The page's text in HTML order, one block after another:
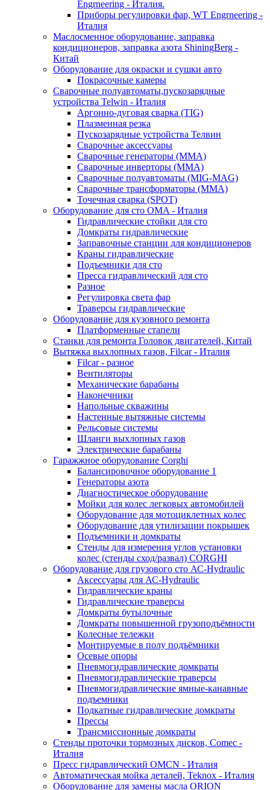
Engrneering - Италия.
Приборы регулировки фар, WT Engrneering -
Италия
Маслосменное оборудование, заправка
кондиционеров, заправка азота ShiningBerg -
Китай
Оборудование для окраски и сушки авто
Покрасочные камеры
Сварочные полуавтоматы,пускозарядные
устройства Telwin - Италия
Аргонно-дуговая сварка (TIG)
Плазменная резка
Пускозарядные устройства Телвин
Сварочные аксессуары
Сварочные генераторы (MMA)
Сварочные инверторы (MMA)
Сварочные полуавтоматы (MIG-MAG)
Сварочные трансформаторы (MMA)
Точечная сварка (SPOT)
Оборудование для сто OMA - Италия
Гидравлические стойки для сто
Домкраты гидравлические
Заправочные станции для кондиционеров
Краны гидравлические
Подъемники для сто
Пресса гидравлический для сто
Разное
Регулировка света фар
Траверсы гидравлические
Оборудование для кузовного ремонта
Платформенные стапели
Станки для ремонта Головок двигателей, Китай
Вытяжка выхлопных газов, Filcar - Италия
Filcar - разное
Вентиляторы
Механические барабаны
Наконечники
Напольные скважины
Настенные вытяжные системы
Рельсовые системы
Шланги выхлопных газов
Электрические барабаны
Гаражжное оборудование Corghi
Балансировочное оборудование 1
Генераторы азота
Диагностическое оборудование
Мойки для колес легковых автомобилей
Оборудование для мотоциклетных колес
Оборудование для утилизации покрышек
Подъемники и домкраты
Стенды для измерения углов установки
колес (стенды сход/развал) CORGHI
Оборудование для грузового сто АС-Hydraulic
Аксессуары для АС-Hydraulic
Гидравлические краны
Гидравлические траверсы
Домкраты бутылочные
Домкраты повышенной грузоподъёмности
Колесные тележки
Монтируемые в полу подъёмники
Осевые опоры
Пневмогидравлические домкраты
Пневмогидравлические траверсы
Пневмогидравлические ямные-канавные
подъемники
Подкатные гидравлические домкраты
Прессы
Трансмиссионные домкраты
Стенды проточки тормозных дисков, Comec -
Италия
Пресс гидравлический OMCN - Италия
Автоматическая мойка деталей, Teknox - Италия
Оборудование для замены масла ORION